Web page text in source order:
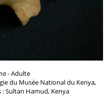
- Adulte
du Musée National du Kenya,
: Sultan Hamud, Kenya